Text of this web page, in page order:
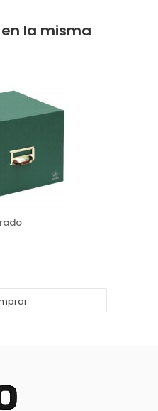
la misma